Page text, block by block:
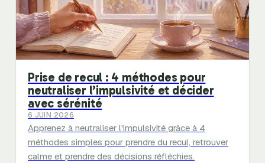
Prise de recul : 4 méthodes pour
neutraliser l’impulsivité et décider
avec sérénité
6 JUIN 2026
Apprenez à neutraliser l'impulsivité grâce à 4
méthodes simples pour prendre du recul, retrouver
calme et prendre des décisions réfléchies.